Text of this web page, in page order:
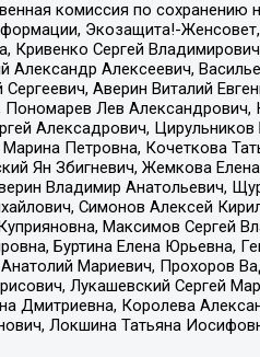
комиссия по
Экозащита!-
Кривенко Сергей
Алексеевич,
Аверин Виталий
Лев Александрович,
Алексадрович,
Петровна, Кочеткова
Ян Збигневич, Жемкова
Владимир Анатольевич,
Симонов Алексей
Максимов Сергей
Буртина Елена Юрьевна,
Мариевич, Прохоров
Лукашевский Сергей
Дмитриевна, Королева
Локшина Татьяна